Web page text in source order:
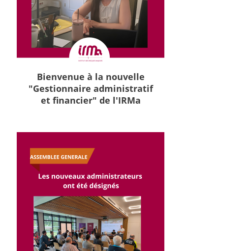
Bienvenue à la nouvelle
"Gestionnaire administratif
et financier" de l'IRMa